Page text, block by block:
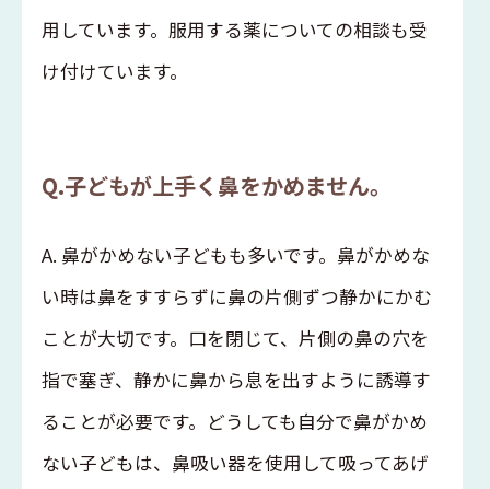
用しています。服用する薬についての相談も受
け付けています。
Q.子どもが上手く鼻をかめません。
A. 鼻がかめない子どもも多いです。鼻がかめな
い時は鼻をすすらずに鼻の片側ずつ静かにかむ
ことが大切です。口を閉じて、片側の鼻の穴を
指で塞ぎ、静かに鼻から息を出すように誘導す
ることが必要です。どうしても自分で鼻がかめ
ない子どもは、鼻吸い器を使用して吸ってあげ